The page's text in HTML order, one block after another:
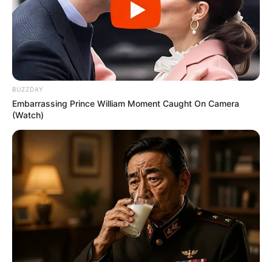
BUZZDAY
Embarrassing Prince William Moment Caught On Camera
(Watch)